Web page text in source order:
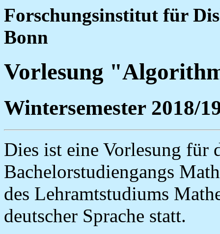
Forschungsinstitut für
Bonn
Vorlesung
Wintersemester 2018/
Dies ist eine Vorlesung für
Bachelorstudiengangs
des Lehramtstudiums
deutscher Sprache statt.